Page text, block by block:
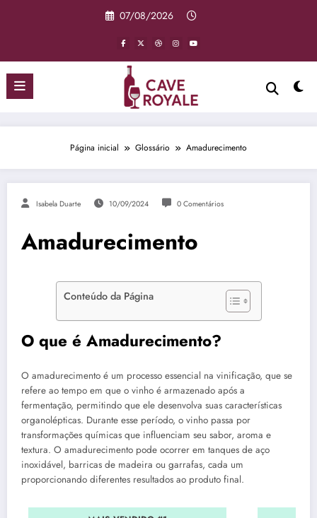
07/08/2026
Página inicial Glossário Amadurecimento
Isabela Duarte 10/09/2024 0 Comentários
Amadurecimento
Conteúdo da Página
O que é Amadurecimento?
O amadurecimento é um processo essencial na vinificação, que se
refere ao tempo em que o vinho é armazenado após a
fermentação, permitindo que ele desenvolva suas características
organolépticas. Durante esse período, o vinho passa por
transformações químicas que influenciam seu sabor, aroma e
textura. O amadurecimento pode ocorrer em tanques de aço
inoxidável, barricas de madeira ou garrafas, cada um
proporcionando diferentes resultados ao produto final.